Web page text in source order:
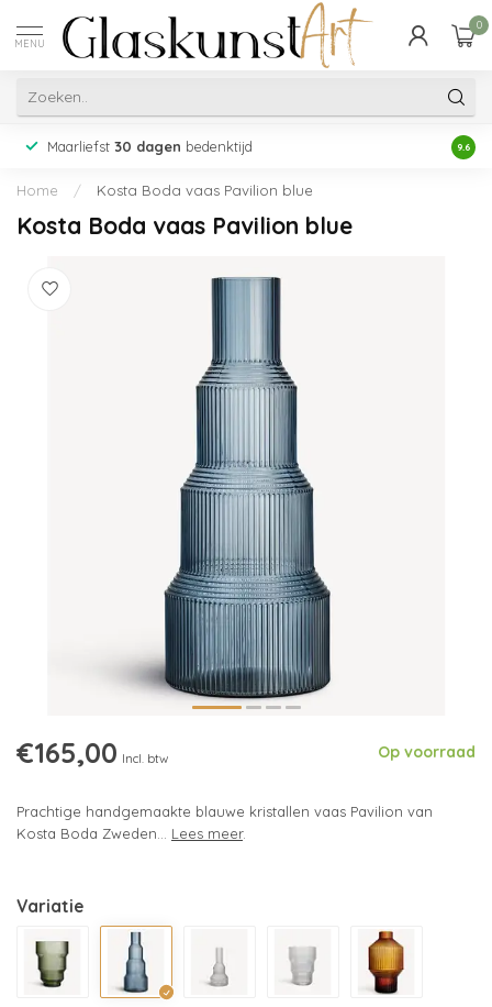
MENU
0
Maarliefst 30 dagen bedenktijd 9.6
Home / Kosta Boda vaas Pavilion blue
Kosta Boda vaas Pavilion blue
€165,00 Incl. btw Op voorraad
Prachtige handgemaakte blauwe kristallen vaas Pavilion van
Kosta Boda Zweden... Lees meer.
Variatie